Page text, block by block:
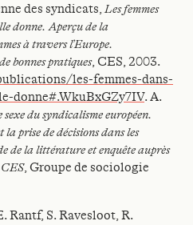
des syndicats,Les femmes
donne. Aperçu de la
à travers l’Europe.
bonnes pratiques, CES, 2003.
les-femmes-dans-
donne#.WkuBxGZy7IV. A.
du syndicalisme européen.
la prise de décisions dans les
de la littérature et enquête auprès
, Groupe de sociologie
Rantf, S. Ravesloot, R.